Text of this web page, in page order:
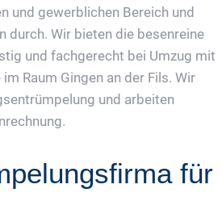
und gewerblichen Bereich und
durch. Wir bieten die besenreine
und fachgerecht bei Umzug mit
Raum Gingen an der Fils. Wir
und arbeiten
für